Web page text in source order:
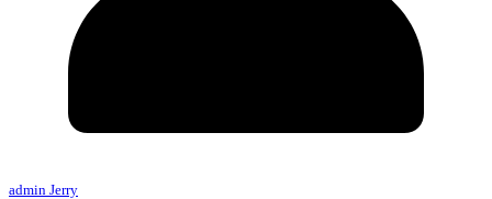
admin Jerry